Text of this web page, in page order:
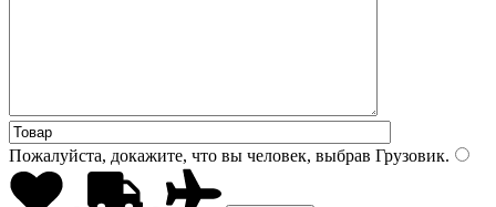
Пожалуйста, докажите, что вы человек, выбрав Грузовик.